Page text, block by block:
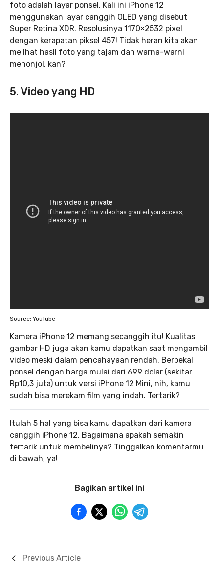
foto adalah layar ponsel. Kali ini iPhone 12
menggunakan layar canggih OLED yang disebut
Super Retina XDR. Resolusinya 1170×2532 pixel
dengan kerapatan piksel 457! Tidak heran kita akan
melihat hasil foto yang tajam dan warna-warni
menonjol, kan?
5. Video yang HD
Source: YouTube
Kamera iPhone 12 memang secanggih itu! Kualitas
gambar HD juga akan kamu dapatkan saat mengambil
video meski dalam pencahayaan rendah. Berbekal
ponsel dengan harga mulai dari 699 dolar (sekitar
Rp10,3 juta) untuk versi iPhone 12 Mini, nih, kamu
sudah bisa merekam film yang indah. Tertarik?
Itulah 5 hal yang bisa kamu dapatkan dari kamera
canggih iPhone 12. Bagaimana apakah semakin
tertarik untuk membelinya? Tinggalkan komentarmu
di bawah, ya!
Bagikan artikel ini
Previous Article